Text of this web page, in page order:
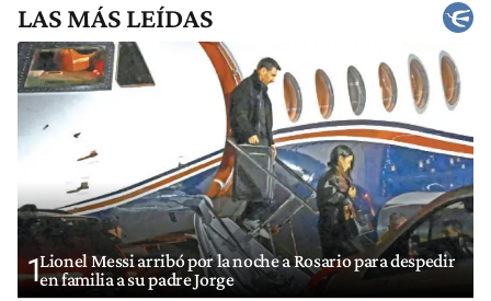
LAS MÁS LEÍDAS
1Lionel Messi arribó por la noche a Rosario para despedir
en familia a su padre Jorge